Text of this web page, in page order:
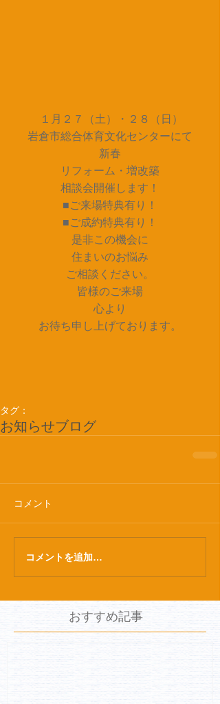
１月２７（土）・２８（日）
岩倉市総合体育文化センターにて
新春
リフォーム・増改築
相談会開催します！
■ご来場特典有り！
■ご成約特典有り！
是非この機会に
住まいのお悩み
ご相談ください。
皆様のご来場
心より
お待ち申し上げております。
タグ：
お知らせブログ
コメント
コメントを追加…
おすすめ記事